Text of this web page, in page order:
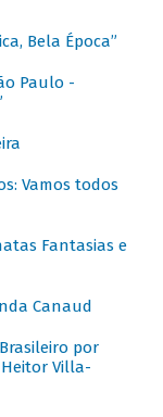
Bela Época”
Paulo -
Vamos todos
Fantasias e
Canaud
por
Villa-